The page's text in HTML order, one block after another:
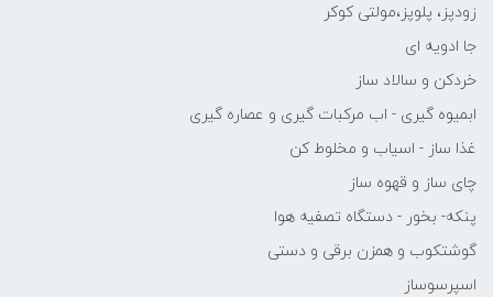
زودپز، پلوپز،مولتی کوکر
جا ادویه ای
خردکن و سالاد ساز
ابمیوه گیری - اب مرکبات گیری و عصاره گیری
غذا ساز - اسیاب و مخلوط کن
چای ساز و قهوه ساز
پنکه- بخور - دستگاه تصفیه هوا
گوشتکوب و همزن برقی و دستی
اسپرسوساز